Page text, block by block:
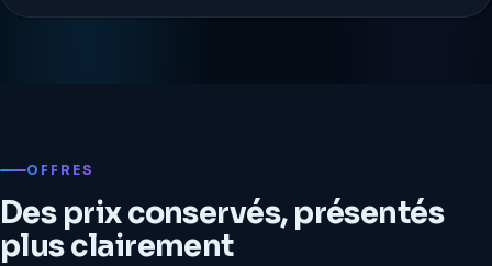
OFFRES
Des prix conservés, présentés
plus clairement